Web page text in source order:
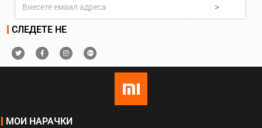
>
СЛЕДЕТЕ НЕ
МОИ НАРАЧКИ